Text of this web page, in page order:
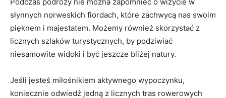
słynnych norweskich fiordach,⁣ które zachwycą nas swoim
pięknem i⁤ majestatem. Możemy również skorzystać z
licznych ‍szlaków‌ turystycznych, by⁤ podziwiać
niesamowite ⁣widoki i ​być ⁢jeszcze ⁢bliżej natury.
Jeśli jesteś miłośnikiem‍ aktywnego wypoczynku,
koniecznie odwiedź jedną‍ z ⁤licznych​ tras rowerowych